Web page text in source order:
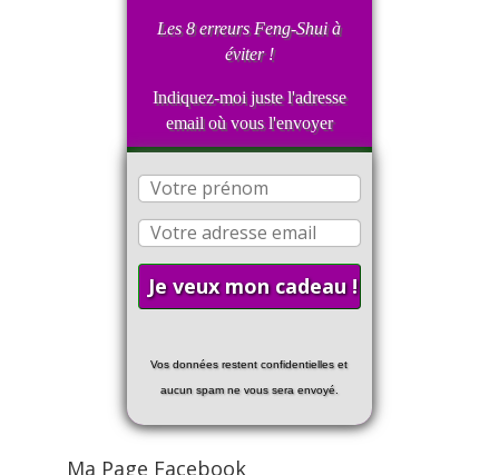
Les 8 erreurs Feng-Shuià
éviter !
Indiquez-moi juste l'adresse
email où vous l'envoyer
Vos données restent confidentielles et
aucun spam ne vous sera envoyé.
Ma Page Facebook